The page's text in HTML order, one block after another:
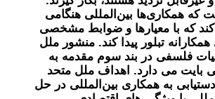
که همکاری‌ها بین‌المللی هنگامی
که با معیارها و ضوابط مشخصی
تبلور پیدا کند. منشور ملل
فلسفی در بند سوم مقدمه به
بایت می دارد. اهداف ملل متحد
به همکاری بین‌المللی در حل